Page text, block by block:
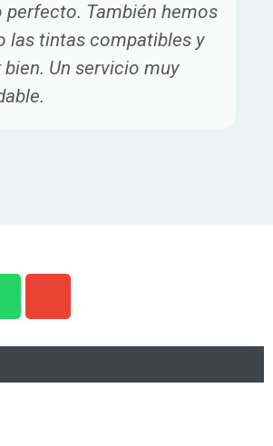
perfecto. También hemos
las tintas compatibles y
bien. Un servicio muy